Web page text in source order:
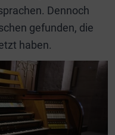
Dennoch
gefunden, die
haben.